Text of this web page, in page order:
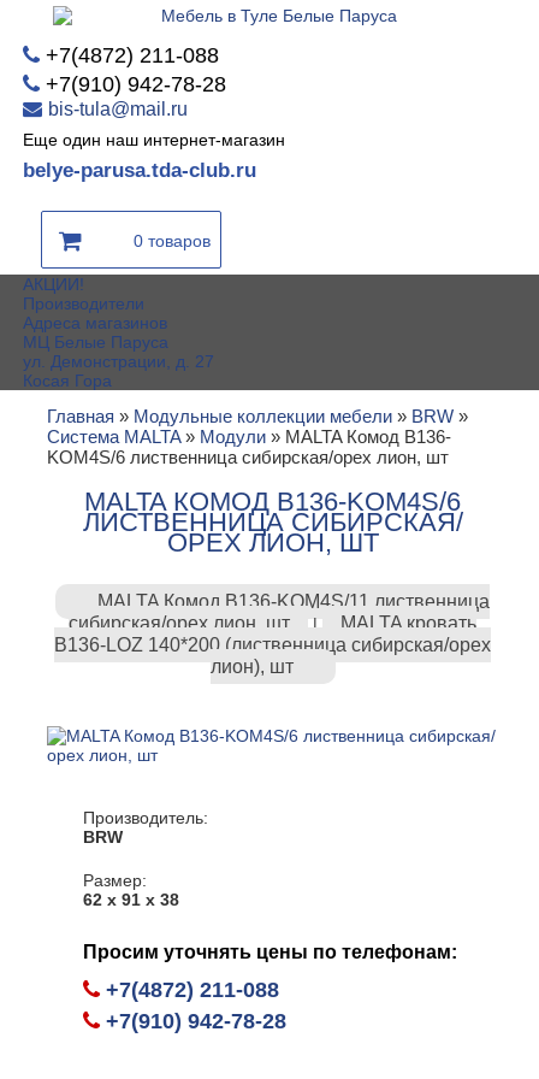
+7(4872) 211-088
+7(910) 942-78-28
bis-tula@mail.ru
Еще один наш интернет-магазин
belye-parusa.tda-club.ru
0 товаров
АКЦИИ!
Производители
Адреса магазинов
МЦ Белые Паруса
ул. Демонстрации, д. 27
Косая Гора
Главная » Модульные коллекции мебели » BRW »
Система MALTA» Модули » MALTA Комод B136-
KOM4S/6 лиственница сибирская/орех лион, шт
MALTA КОМОД B136-KOM4S/6
ЛИСТВЕННИЦА СИБИРСКАЯ/
ОРЕХ ЛИОН, ШТ
MALTA Комод B136-KOM4S/11 лиственница
сибирская/орех лион, шт
|
MALTA кровать
B136-LOZ 140*200 (лиственница сибирская/орех
лион), шт
Производитель:
BRW
Размер:
62 х 91 х 38
Просим уточнять цены по телефонам:
+7(4872) 211-088
+7(910) 942-78-28